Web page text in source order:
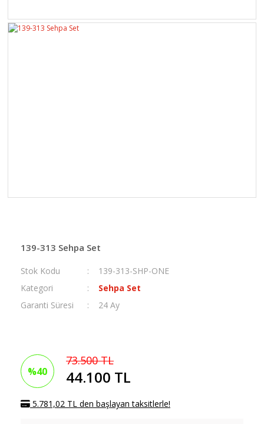
139-313 Sehpa Set
Stok Kodu
139-313-SHP-ONE
Kategori
Sehpa Set
Garanti Süresi
24 Ay
%40
73.500 TL
44.100 TL
5.781,02 TL den başlayan taksitlerle!